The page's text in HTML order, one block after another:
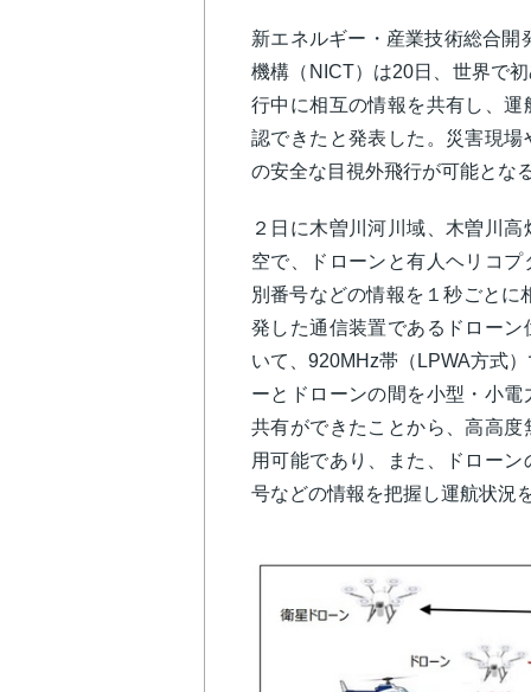
新エネルギー・産業技術総合開
機構（NICT）は20日、世界で
行中に相互の情報を共有し、
認できたと発表した。災害現
の安全な目視外飛行が可能とな
２日に木曽川河川域、木曽川
空で、ドローンと有人ヘリコ
別番号などの情報を１秒ごとに
発した通信装置であるドロー
いて、920MHz帯（LPWA方式
ーとドローンの間を小型・小
共有ができたことから、高高度
用可能であり、また、ドロー
号などの情報を把握し運航状況